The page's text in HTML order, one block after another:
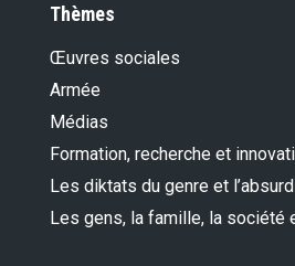
Thèmes
Œuvres sociales
Armée
Médias
Formation, recherche et
Les diktats du genre et
Les gens, la famille, la société